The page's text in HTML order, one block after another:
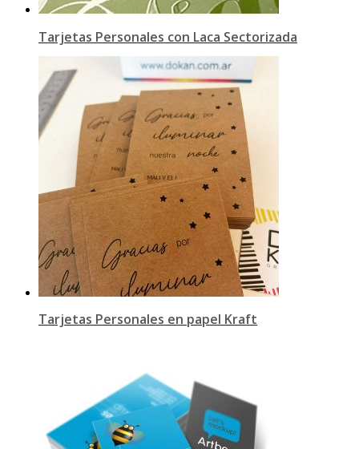
Tarjetas Personales con Laca Sectorizada
Tarjetas Personales en papel Kraft